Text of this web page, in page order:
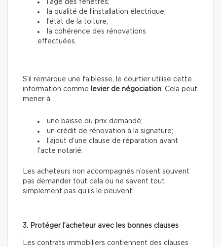
l’âge des fenêtres;
la qualité de l’installation électrique;
l’état de la toiture;
la cohérence des rénovations
effectuées.
S’il remarque une faiblesse, le courtier utilise cette
information comme levier de négociation. Cela peut
mener à :
une baisse du prix demandé;
un crédit de rénovation à la signature;
l’ajout d’une clause de réparation avant
l’acte notarié.
Les acheteurs non accompagnés n’osent souvent
pas demander tout cela ou ne savent tout
simplement pas qu’ils le peuvent.
3. Protéger l’acheteur avec les bonnes clauses
Les contrats immobiliers contiennent des clauses